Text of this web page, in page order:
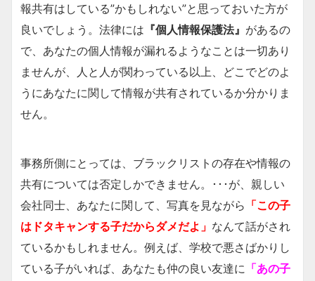
報共有はしている”かもしれない”と思っておいた方が
良いでしょう。法律には 『個人情報保護法』 があるの
で、あなたの個人情報が漏れるようなことは一切あり
ませんが、人と人が関わっている以上、どこでどのよ
うにあなたに関して情報が共有されているか分かりま
せん。
事務所側にとっては、ブラックリストの存在や情報の
共有については否定しかできません。･･･が、親しい
会社同士、あなたに関して、写真を見ながら 「この子
はドタキャンする子だからダメだよ」 なんて話がされ
ているかもしれません。例えば、学校で悪さばかりし
ている子がいれば、あなたも仲の良い友達に 「あの子